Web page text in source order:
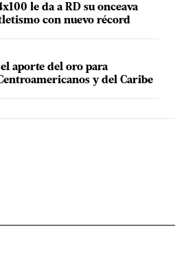
le da a RD su onceava
con nuevo récord
aporte del oro para
y del Caribe